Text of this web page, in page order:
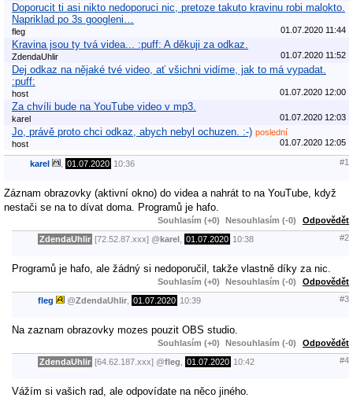
Doporucit ti asi nikto nedoporuci nic, pretoze takuto kravinu robi malokto.
Napriklad po 3s googleni…
fleg 01.07.2020 11:44
Kravina jsou ty tvá videa... :puff: A děkuji za odkaz.
ZdendaUhlir 01.07.2020 11:52
Dej odkaz na nějaké tvé video, ať všichni vidíme, jak to má vypadat.
:puff:
host 01.07.2020 12:00
Za chvíli bude na YouTube video v mp3.
karel 01.07.2020 12:03
Jo, právě proto chci odkaz, abych nebyl ochuzen. :-) poslední
host
01.07.2020 12:05
karel 01.07.2020 10:36 #1
Záznam obrazovky (aktivní okno) do videa a nahrát to na YouTube, když
nestači se na to dívat doma. Programů je hafo.
Souhlasím (+0) Nesouhlasím (-0) Odpovědět
ZdendaUhlir [72.52.87.xxx] @ karel 01.07.2020 10:38 #2
Programů je hafo, ale žádný si nedoporučil, takže vlastně díky za nic.
Souhlasím (+0) Nesouhlasím (-0) Odpovědět
fleg @ZdendaUhlir 01.07.2020 10:39 #3
Na zaznam obrazovky mozes pouzit OBS studio.
Souhlasím (+0) Nesouhlasím (-0) Odpovědět
ZdendaUhlir [64.62.187.xxx] @fleg 01.07.2020 10:42 #4
Vážím si vašich rad, ale odpovídate na něco jiného.